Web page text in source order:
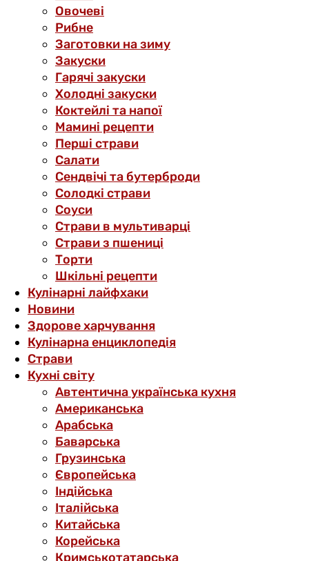
Овочеві
Рибне
Заготовки на зиму
Закуски
Гарячі закуски
Холодні закуски
Коктейлі та напої
Мамині рецепти
Перші страви
Салати
Сендвічі та бутерброди
Солодкі страви
Соуси
Страви в мультиварці
Страви з пшениці
Торти
Шкільні рецепти
Кулінарні лайфхаки
Новини
Здорове харчування
Кулінарна енциклопедія
Страви
Кухні світу
Автентична українська кухня
Американська
Арабська
Баварська
Грузинська
Європейська
Індійська
Італійська
Китайська
Корейська
Кримськотатарська